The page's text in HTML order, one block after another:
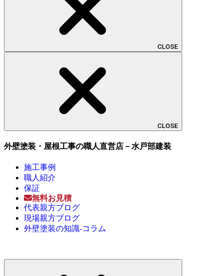
CLOSE
CLOSE
外壁塗装・屋根工事の職人直営店－水戸部建装
施工事例
職人紹介
保証
無料お見積
代表親方ブログ
現場親方ブログ
外壁塗装の知識-コラム